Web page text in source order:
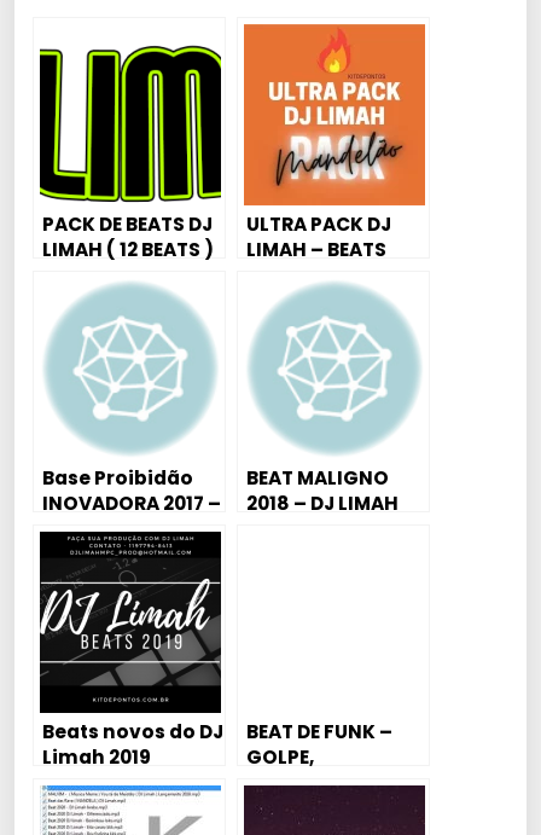
PACK DE BEATS DJ
LIMAH ( 12 BEATS )
ULTRA PACK DJ
LIMAH – BEATS
MANDELÃO 💣🚀🔥
Base Proibidão
INOVADORA 2017 –
( DJ Limah )
Exclusiva
BEAT MALIGNO
2018 – DJ LIMAH
Beats novos do DJ
Limah 2019
BEAT DE FUNK –
GOLPE,
OSTENTAÇÃO
(DROID